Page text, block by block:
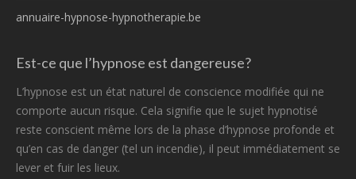
annuaire-hypnose-hypnotherapie.be
Est-ce que l’hypnose est dangereuse?
L’hypnose est un état naturel de conscience modifiée qui ne
comporte aucun risque. Cela signifie que le sujet hypnotisé
reste conscient même lors de la phase d’hypnose profonde et
qu’en cas de danger (tel un incendie), il peut immédiatement se
lever et fuir les lieux.